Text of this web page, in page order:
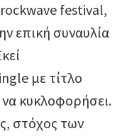
festival,
επική συναυλία
με τίτλο
κυκλοφορήσει.
στόχος των